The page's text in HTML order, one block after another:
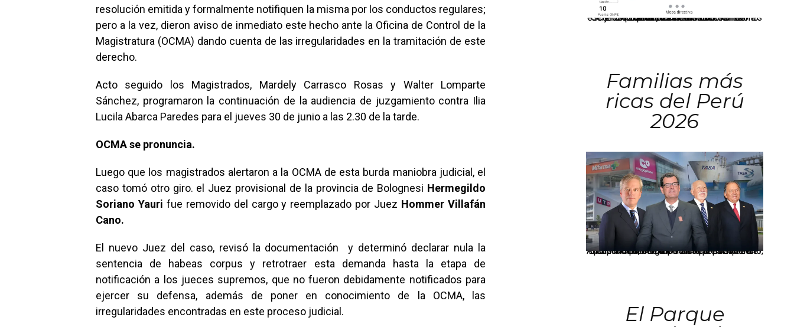
resolución emitida y formalmente notifiquen la misma por los conductos regulares;
pero a la vez, dieron aviso de inmediato este hecho ante la Oficina de Control de la
Magistratura (OCMA) dando cuenta de las irregularidades en la tramitación de este
derecho.
Acto seguido los Magistrados, Mardely Carrasco Rosas y Walter Lomparte
Sánchez, programaron la continuación de la audiencia de juzgamiento contra Ilia
Lucila Abarca Paredes para el jueves 30 de junio a las 2.30 de la tarde.
OCMA se pronuncia.
Luego que los magistrados alertaron a la OCMA de esta burda maniobra judicial, el
caso tomó otro giro. el Juez provisional de la provincia de Bolognesi Hermegildo
Soriano Yauri fue removido del cargo y reemplazado por Juez Hommer Villafán
Cano.
El nuevo Juez del caso, revisó la documentación y determinó declarar nula la
sentencia de habeas corpus y retrotraer esta demanda hasta la etapa de
notificación a los jueces supremos, que no fueron debidamente notificados para
ejercer su defensa, además de poner en conocimiento de la OCMA, las
irregularidades encontradas en este proceso judicial.
El JNE oficializó la distribución de escaños para la elección de 60 senadores y 130 diputados en las Elecciones Generales 2026, tras el restablecimiento de la Bicameralidad.
Familias más
ricas del Perú
2026
Los principales grupos empresariales del país mantienen una fuerte presencia en Áncash mediante inversiones en comercio, educación, salud e industria pesquera.
El Parque